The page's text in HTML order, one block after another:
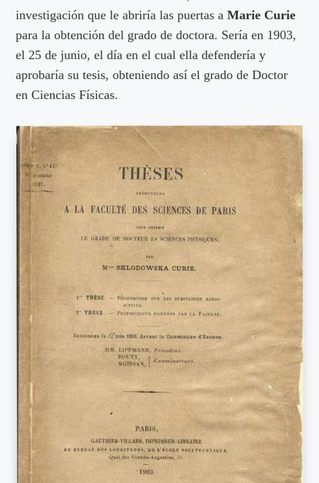
investigación que le abriría las puertas aMarie Curie
para la obtención del grado de doctora. Sería en 1903,
el 25 de junio, el día en el cual ella defendería y
aprobaría su tesis, obteniendo así el grado de Doctor
en Ciencias Físicas.